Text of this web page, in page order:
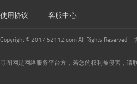
使用协议 客服中心
Copyright © 2017 52112.com All Rights Reserved
寻图网是网络服务平台方，若您的权利被侵害，请